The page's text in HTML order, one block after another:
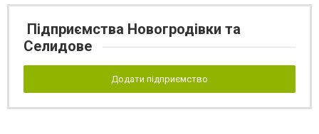
Підприємства Новогродівки та
Селидове
Додати підприємство